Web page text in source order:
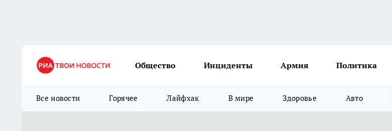
Общество Инциденты Армия Политика
Все новости Горячее Лайфхак В мире Здоровье Авто